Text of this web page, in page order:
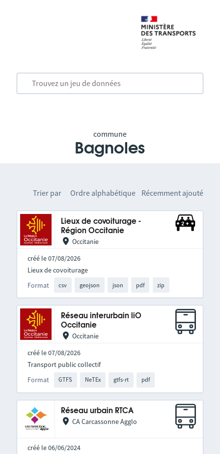
commune
Bagnoles
Trier par Ordre alphabétique Récemment ajouté
Lieux de covoiturage -
Région Occitanie
Occitanie
créé le 07/08/2026
Format csv geojson json pdf zip
Lieux de covoiturage
Réseau interurbain liO
Occitanie
Occitanie
créé le 07/08/2026
Format GTFS NeTEx gtfs-rt pdf
Transport public collectif
Réseau urbain RTCA
CA Carcassonne Agglo
créé le 06/06/2024